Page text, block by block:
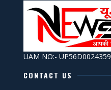
UAM NO:- UP56D0024359
CONTACT US